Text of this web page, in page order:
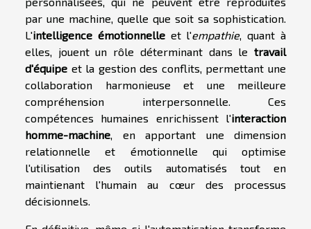
par une machine, quelle que soit sa sophistication.
L'intelligence émotionnelleet l'empathie, quant à
elles, jouent un rôle déterminant dans le travail
d'équipe et la gestion des conflits, permettant une
collaboration harmonieuse et une meilleure
compréhension interpersonnelle. Ces
compétences humaines enrichissent l'interaction
homme-machine, en apportant une dimension
relationnelle et émotionnelle qui optimise
l'utilisation des outils automatisés tout en
maintienant l'humain au cœur des processus
décisionnels.